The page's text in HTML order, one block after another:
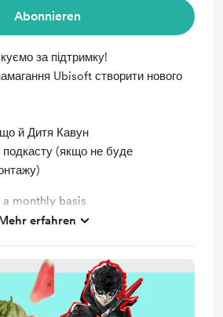
Abonnieren
за підтримку!
Ubisoft створити нового
й Дитя Кавун
подкасту (якщо не буде
monthly basis
Mehr erfahren